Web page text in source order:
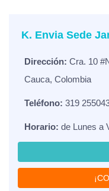
K. Envia Sede
Dirección: Cra. 10
Cauca, Colombia
Teléfono: 319
Horario: de Lunes a